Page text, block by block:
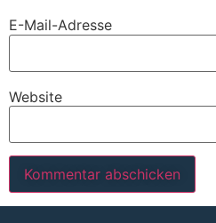
E-Mail-Adresse
Website